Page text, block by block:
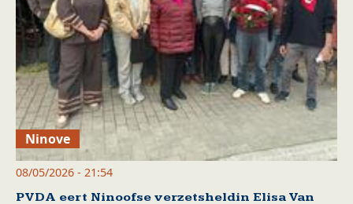
Ninove
08/05/2026 - 21:54
PVDA eert Ninoofse verzetsheldin Elisa Van